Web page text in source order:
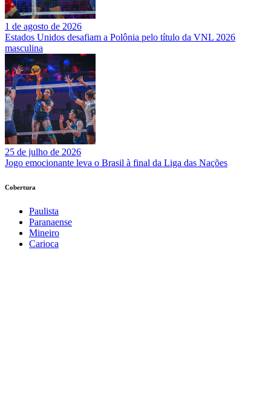
1 de agosto de 2026
Estados Unidos desafiam a Polônia pelo título da VNL 2026
masculina
25 de julho de 2026
Jogo emocionante leva o Brasil à final da Liga das Nações
Cobertura
Paulista
Paranaense
Mineiro
Carioca